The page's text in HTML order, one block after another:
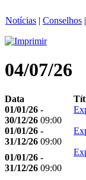
Notícias | Conselhos |
04/07/26
Data
01/01/26 -
30/12/26 09:00
01/01/26 -
31/12/26 09:00
01/01/26 -
31/12/26 09:00